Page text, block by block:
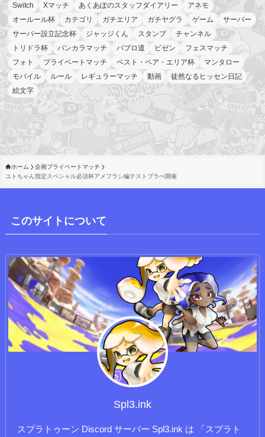
Switch
Xマッチ あくあぽのスタッフダイアリー
アネモ
オールール杯
カテゴリ ガチエリア ガチヤグラ ゲーム
サーバー
サーバー設立記念杯
ジャッジくん スタンプ
チャンネル
トリドラ杯
バンカラマッチ パブロ道 ビゼン
フェスマッチ
フォト
プライベートマッチ ベスト・ペア・エリア杯
マンタロー
モバイル
ルール レギュラーマッチ 動画
徒然なるヒッセン日記
絵文字
ホーム
企画プライベートマッチ
ユトちゃん指定スペシャル必須杯アメフラシ編テストプラべ開催
このサイトについて
Spl3.ink
スプラトゥーン Discord サーバー Spl3.ink は 「スプラト